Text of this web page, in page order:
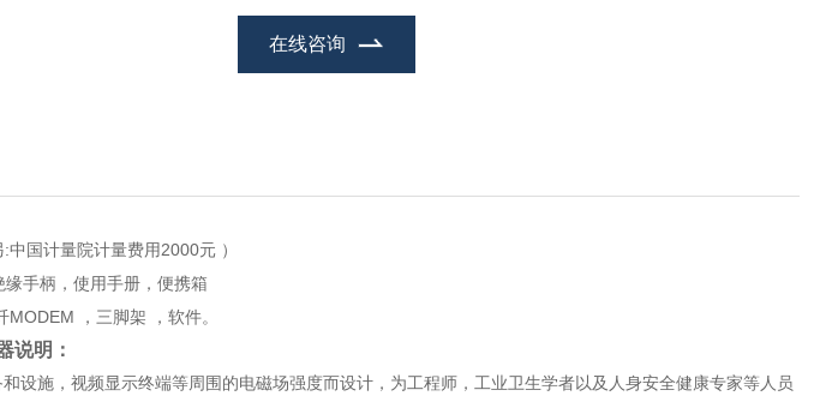
在线咨询
国计量院计量费用2000元 ）
手柄，使用手册，便携箱
，三脚架 ，软件。
说明：
设施，视频显示终端等周围的电磁场强度而设计，为工程师，工业卫生学者以及人身安全健康专家等人员